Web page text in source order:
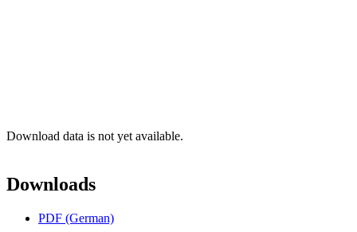
Download data is not yet available.
Downloads
PDF (German)